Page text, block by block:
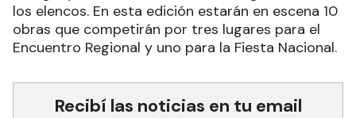
los elencos. En esta edición estarán en escena 10
obras que competirán por tres lugares para el
Encuentro Regional y uno para la Fiesta Nacional.
Recibí las noticias en tu email